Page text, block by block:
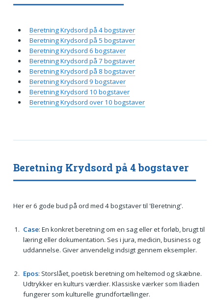
Beretning Krydsord på 4 bogstaver
Her er 6 gode bud på ord med 4 bogstaver til 'Beretning'.
Case: En konkret beretning om en sag eller et forløb, brugt til
læring eller dokumentation. Ses i jura, medicin, business og
uddannelse. Giver anvendelig indsigt gennem eksempler.
Epos: Storslået, poetisk beretning om heltemod og skæbne.
Udtrykker en kulturs værdier. Klassiske værker som Iliaden
fungerer som kulturelle grundfortællinger.
Beretning Krydsord på 4 bogstaver
Beretning Krydsord på 5 bogstaver
Beretning Krydsord 6 bogstaver
Beretning Krydsord på 7 bogstaver
Beretning Krydsord på 8 bogstaver
Beretning Krydsord 9 bogstaver
Beretning Krydsord 10 bogstaver
Beretning Krydsord over 10 bogstaver